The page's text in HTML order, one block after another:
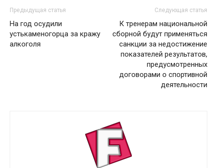
Предыдущая статья
На год осудили
устькаменогорца за кражу
алкоголя
Следующая статья
К тренерам национальной
сборной будут применяться
санкции за недостижение
показателей результатов,
предусмотренных
договорами о спортивной
деятельности